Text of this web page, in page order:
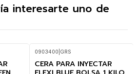
interesarte uno de
0903400 GRS
CERA PARA INYECTAR